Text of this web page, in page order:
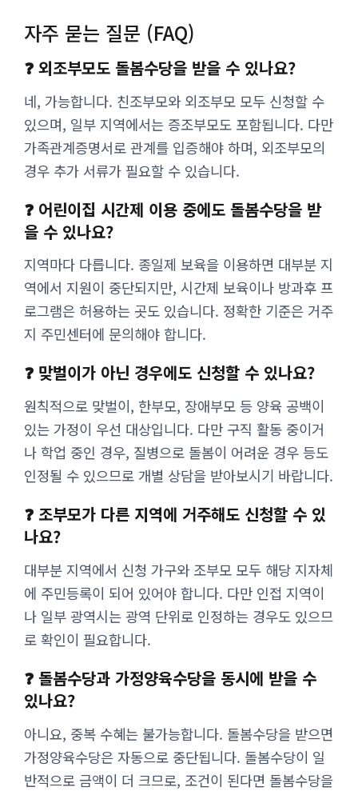
자주 묻는 질문 (FAQ)
❓ 외조부모도 돌봄수당을 받을 수 있나요?
네, 가능합니다. 친조부모와 외조부모 모두 신청할 수
있으며, 일부 지역에서는 증조부모도 포함됩니다. 다만
가족관계증명서로 관계를 입증해야 하며, 외조부모의
경우 추가 서류가 필요할 수 있습니다.
❓ 어린이집 시간제 이용 중에도 돌봄수당을 받
을 수 있나요?
지역마다 다릅니다. 종일제 보육을 이용하면 대부분 지
역에서 지원이 중단되지만, 시간제 보육이나 방과후 프
로그램은 허용하는 곳도 있습니다. 정확한 기준은 거주
지 주민센터에 문의해야 합니다.
❓ 맞벌이가 아닌 경우에도 신청할 수 있나요?
원칙적으로 맞벌이, 한부모, 장애부모 등 양육 공백이
있는 가정이 우선 대상입니다. 다만 구직 활동 중이거
나 학업 중인 경우, 질병으로 돌봄이 어려운 경우 등도
인정될 수 있으므로 개별 상담을 받아보시기 바랍니다.
❓ 조부모가 다른 지역에 거주해도 신청할 수 있
나요?
대부분 지역에서 신청 가구와 조부모 모두 해당 지자체
에 주민등록이 되어 있어야 합니다. 다만 인접 지역이
나 일부 광역시는 광역 단위로 인정하는 경우도 있으므
로 확인이 필요합니다.
❓ 돌봄수당과 가정양육수당을 동시에 받을 수
있나요?
아니요, 중복 수혜는 불가능합니다. 돌봄수당을 받으면
가정양육수당은 자동으로 중단됩니다. 돌봄수당이 일
반적으로 금액이 더 크므로, 조건이 된다면 돌봄수당을